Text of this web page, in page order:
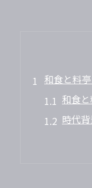
和食と料
和食
時代
和食